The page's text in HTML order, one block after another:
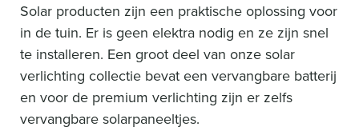
Solar producten zijn een praktische oplossing voor
in de tuin. Er is geen elektra nodig en ze zijn snel
te installeren. Een groot deel van onze solar
verlichting collectie bevat een vervangbare batterij
en voor de premium verlichting zijn er zelfs
vervangbare solarpaneeltjes.